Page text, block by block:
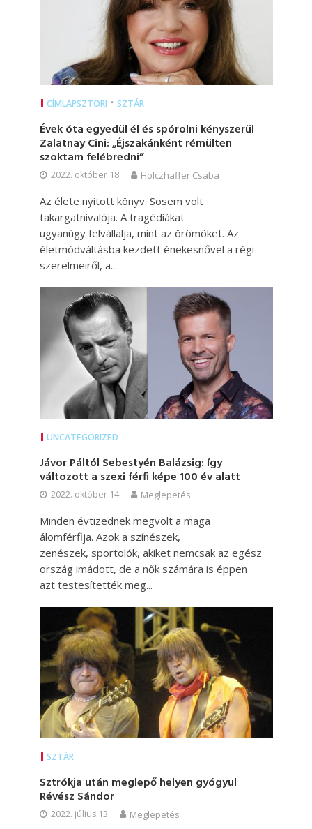
CÍMLAPSZTORI • SZTÁR
Évek óta egyedül él és spórolni kényszerül
Zalatnay Cini: „Éjszakánként rémülten
szoktam felébredni”
2022. október 18. Holczhaffer Csaba
Az élete nyitott könyv. Sosem volt
takargatnivalója. A tragédiákat
ugyanúgy felvállalja, mint az örömöket. Az
életmódváltásba kezdett énekesnővel a régi
szerelmeiről, a...
UNCATEGORIZED
Jávor Páltól Sebestyén Balázsig: így
változott a szexi férfi képe 100 év alatt
2022. október 14. Meglepetés
Minden évtizednek megvolt a maga
álomférfija. Azok a színészek,
zenészek, sportolók, akiket nemcsak az egész
ország imádott, de a nők számára is éppen
azt testesítették meg...
SZTÁR
Sztrókja után meglepő helyen gyógyul
Révész Sándor
2022. július 13. Meglepetés